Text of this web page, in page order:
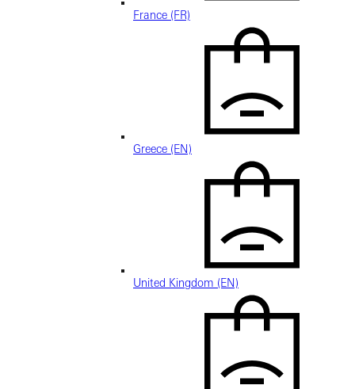
France (FR)
Greece (EN)
United Kingdom (EN)